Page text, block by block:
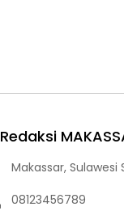
Redaksi
Makassar,
08123456789